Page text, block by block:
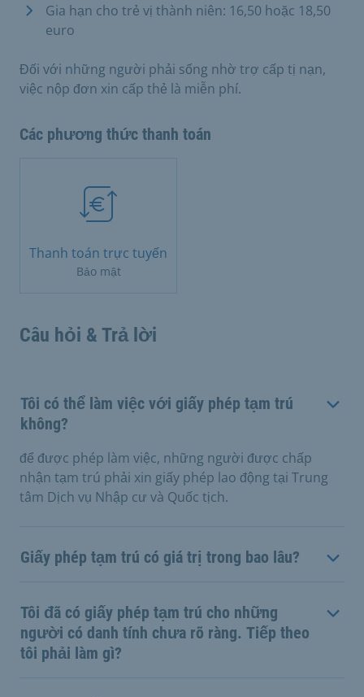
Gia hạn cho trẻ vị thành niên: 16,50 hoặc 18,50
euro
Đối với những người phải sống nhờ trợ cấp tị nạn,
việc nộp đơn xin cấp thẻ là miễn phí.
Các phương thức thanh toán
Thanh toán trực tuyến
Bảo mật
Câu hỏi & Trả lời
Tôi có thể làm việc với giấy phép tạm trú
không?
để được phép làm việc, những người được chấp
nhận tạm trú phải xin giấy phép lao động tại Trung
tâm Dịch vụ Nhập cư và Quốc tịch.
Giấy phép tạm trú có giá trị trong bao lâu?
Tôi đã có giấy phép tạm trú cho những
người có danh tính chưa rõ ràng. Tiếp theo
tôi phải làm gì?